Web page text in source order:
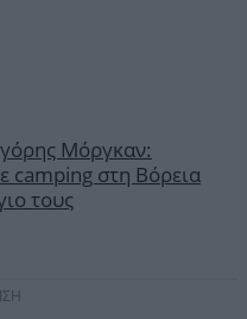
Μόργκαν:
camping στη Βόρεια
τους